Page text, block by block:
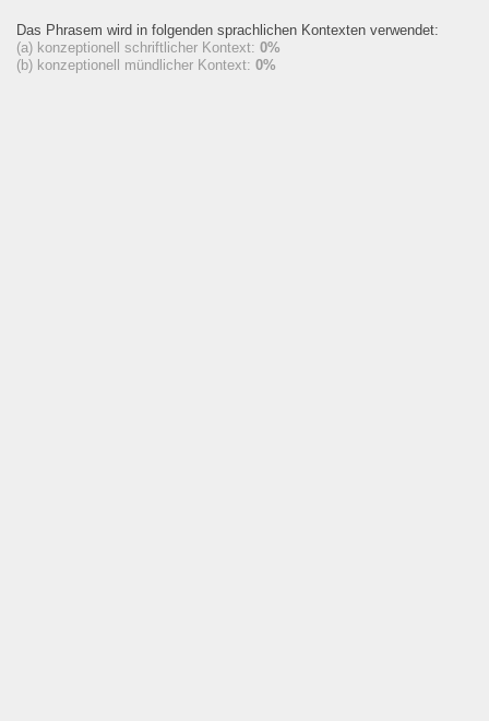
Das Phrasem wird in folgenden sprachlichen Kontexten verwendet:
(a) konzeptionell schriftlicher Kontext: 0%
(b) konzeptionell mündlicher Kontext: 0%